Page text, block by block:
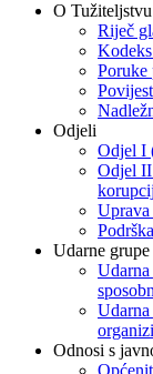
O Tužiteljstvu
Riječ
Poruke
Povijest
Odjeli
Odjel I
Odjel II
Uprava
Udarne grupe
Odnosi s